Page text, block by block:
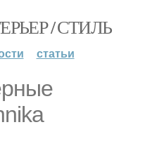
/ СТИЛЬ
статьи